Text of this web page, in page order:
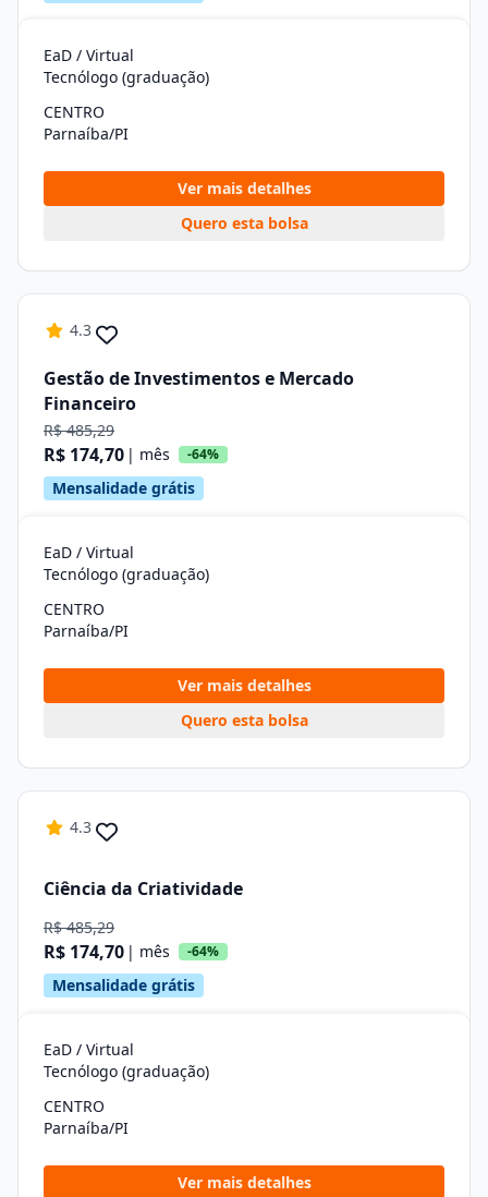
EaD / Virtual
Tecnólogo (graduação)
CENTRO
Parnaíba/PI
Ver mais detalhes
Quero esta bolsa
4.3
Gestão de Investimentos e Mercado
Financeiro
R$ 485,29
R$ 174,70 | mês -64%
Mensalidade grátis
EaD / Virtual
Tecnólogo (graduação)
CENTRO
Parnaíba/PI
Ver mais detalhes
Quero esta bolsa
4.3
Ciência da Criatividade
R$ 485,29
R$ 174,70 | mês -64%
Mensalidade grátis
EaD / Virtual
Tecnólogo (graduação)
CENTRO
Parnaíba/PI
Ver mais detalhes